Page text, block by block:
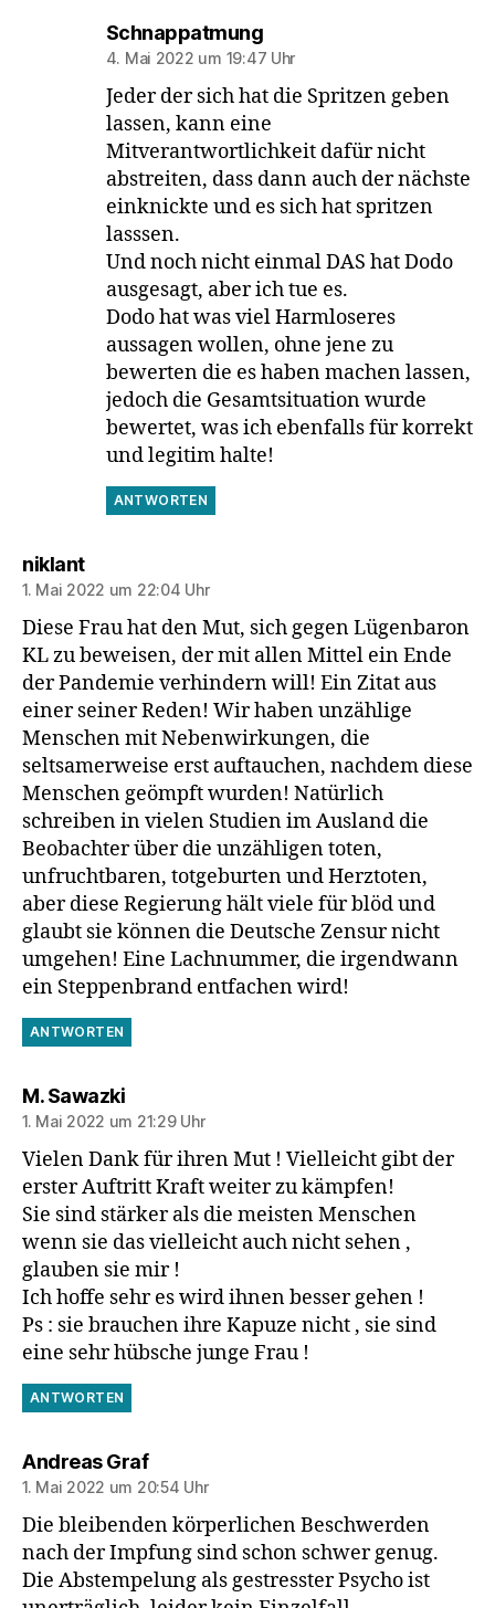
Schnappatmungsagt:
4. Mai 2022 um 19:47 Uhr
Jeder der sich hat die Spritzen geben
lassen, kann eine
Mitverantwortlichkeit dafür nicht
abstreiten, dass dann auch der nächste
einknickte und es sich hat spritzen
lasssen.
Und noch nicht einmal DAS hat Dodo
ausgesagt, aber ich tue es.
Dodo hat was viel Harmloseres
aussagen wollen, ohne jene zu
bewerten die es haben machen lassen,
jedoch die Gesamtsituation wurde
bewertet, was ich ebenfalls für korrekt
und legitim halte!
ANTWORTEN
niklantsagt:
1. Mai 2022 um 22:04 Uhr
Diese Frau hat den Mut, sich gegen Lügenbaron
KL zu beweisen, der mit allen Mittel ein Ende
der Pandemie verhindern will! Ein Zitat aus
einer seiner Reden! Wir haben unzählige
Menschen mit Nebenwirkungen, die
seltsamerweise erst auftauchen, nachdem diese
Menschen geömpft wurden! Natürlich
schreiben in vielen Studien im Ausland die
Beobachter über die unzähligen toten,
unfruchtbaren, totgeburten und Herztoten,
aber diese Regierung hält viele für blöd und
glaubt sie können die Deutsche Zensur nicht
umgehen! Eine Lachnummer, die irgendwann
ein Steppenbrand entfachen wird!
ANTWORTEN
M. Sawazkisagt:
1. Mai 2022 um 21:29 Uhr
Vielen Dank für ihren Mut ! Vielleicht gibt der
erster Auftritt Kraft weiter zu kämpfen!
Sie sind stärker als die meisten Menschen
wenn sie das vielleicht auch nicht sehen ,
glauben sie mir !
Ich hoffe sehr es wird ihnen besser gehen !
Ps : sie brauchen ihre Kapuze nicht , sie sind
eine sehr hübsche junge Frau !
ANTWORTEN
Andreas Grafsagt:
1. Mai 2022 um 20:54 Uhr
Die bleibenden körperlichen Beschwerden
nach der Impfung sind schon schwer genug.
Die Abstempelung als gestresster Psycho ist